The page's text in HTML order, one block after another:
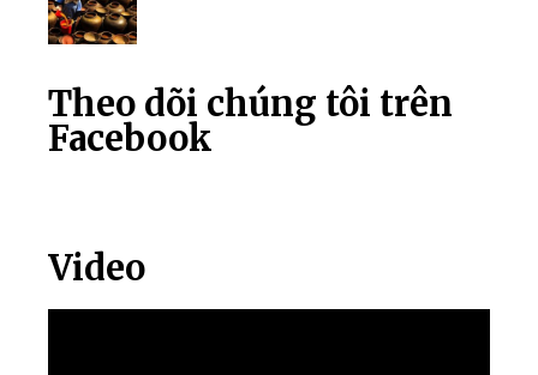
Theo dõi chúng tôi trên
Facebook
Video